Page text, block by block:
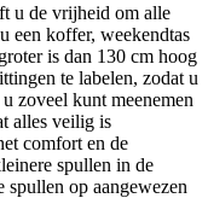
u de vrijheid om alle
een koffer, weekendtas
is dan 130 cm hoog
te labelen, zodat u
zoveel kunt meenemen
alles veilig is
comfort en de
spullen in de
spullen op aangewezen